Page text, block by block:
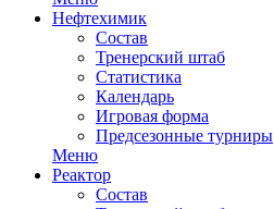
Нефтехимик
Состав
Тренерский штаб
Статистика
Календарь
Игровая форма
Предсезонные турниры
Меню
Реактор
Состав